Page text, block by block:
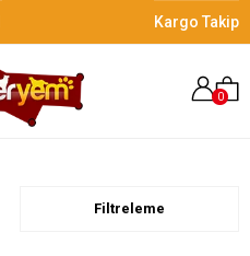
Kargo Takip
0
Filtreleme